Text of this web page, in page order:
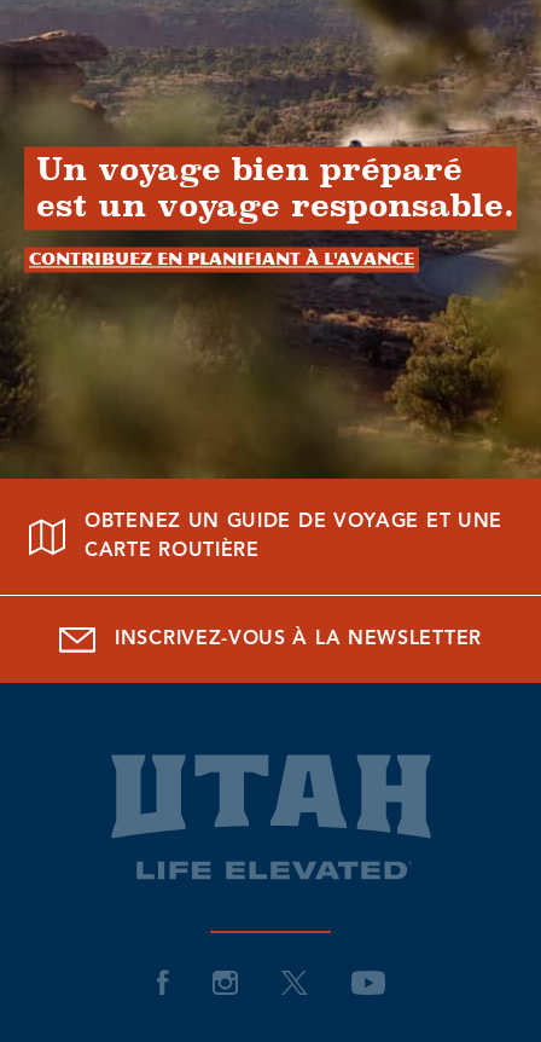
Un voyage bien préparé
est un voyage responsable.
Contribuez en planifiant à l'avance
OBTENEZ UN GUIDE DE VOYAGE ET UNE
CARTE ROUTIÈRE
INSCRIVEZ-VOUS À LA NEWSLETTER